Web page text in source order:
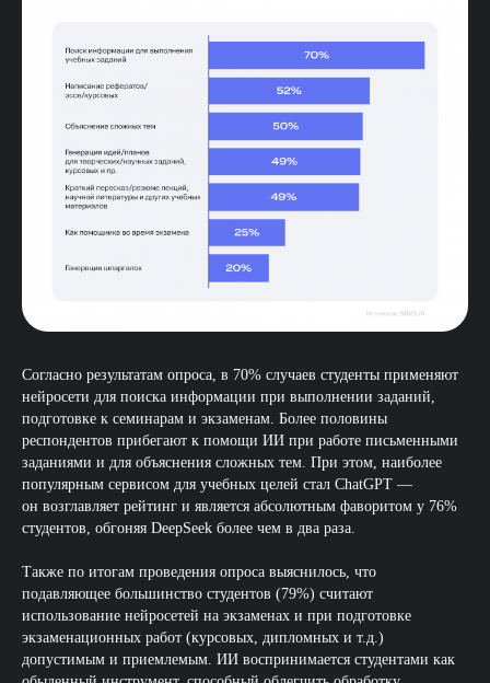
Согласно результатам опроса, в 70% случаев студенты применяют
нейросети для поиска информации при выполнении заданий,
подготовке к семинарам и экзаменам. Более половины
респондентов прибегают к помощи ИИ при работе письменными
заданиями и для объяснения сложных тем. При этом, наиболее
популярным сервисом для учебных целей стал ChatGPT —
он возглавляет рейтинг и является абсолютным фаворитом у 76%
студентов, обгоняя DeepSeek более чем в два раза.
Также по итогам проведения опроса выяснилось, что
подавляющее большинство студентов (79%) считают
использование нейросетей на экзаменах и при подготовке
экзаменационных работ (курсовых, дипломных и т.д.)
допустимым и приемлемым. ИИ воспринимается студентами как